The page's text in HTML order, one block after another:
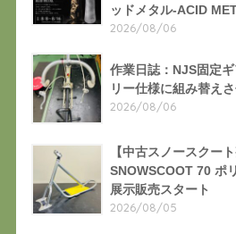
ッドメタル-ACID
2026/08/06
作業日誌：NJS固定
リー仕様に組み替え
2026/08/06
【中古スノースクー
SNOWSCOOT 70 ポ
展示販売スタート
2026/08/05